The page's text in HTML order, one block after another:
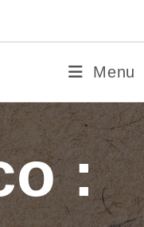
Menu
: